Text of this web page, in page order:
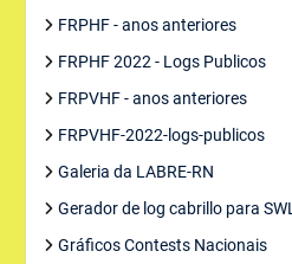
FRPHF - anos anteriores
FRPHF 2022 - Logs Publicos
FRPVHF - anos anteriores
FRPVHF-2022-logs-publicos
Galeria da LABRE-RN
Gerador de log cabrillo para SWL
Gráficos Contests Nacionais